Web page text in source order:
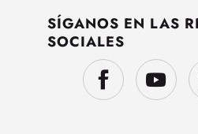
SÍGANOS EN LAS
SOCIALES